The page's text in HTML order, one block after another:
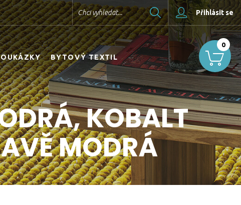
Přihlásit se
Chci vyhledat... Hledat
BYTOVÝ TEXTIL
KOBALT
MODRÁ
0